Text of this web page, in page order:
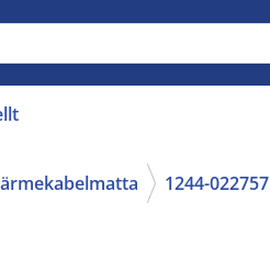
1244-022757